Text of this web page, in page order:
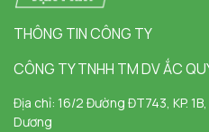
THÔNG TIN CÔNG TY
CÔNG TY TNHH TM DV ẮC
Địa chỉ: 16/2 Đường ĐT743, KP.
Dương